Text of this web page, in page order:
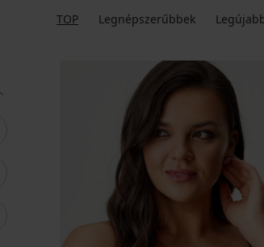
TOP Legnépszerűbbek